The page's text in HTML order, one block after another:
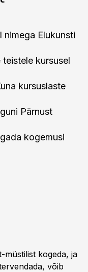
nimega Elukunsti
kursusel
kursuslaste
Pärnust
kogemusi
müstilist kogeda, ja
võib